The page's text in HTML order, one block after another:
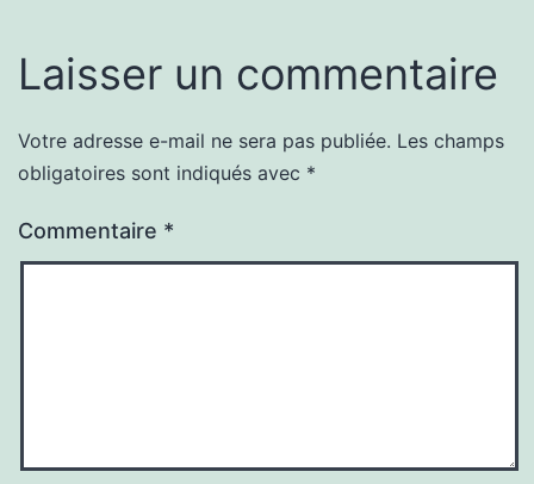
Laisser un commentaire
Votre adresse e-mail ne sera pas publiée. Les champs
obligatoires sont indiqués avec *
Commentaire *